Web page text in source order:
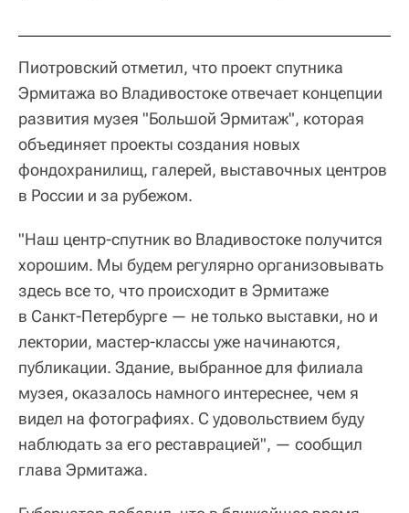
Пиотровский отметил, что проект спутника
Эрмитажа во Владивостоке отвечает концепции
развития музея "Большой Эрмитаж", которая
объединяет проекты создания новых
фондохранилищ, галерей, выставочных центров
в России и за рубежом.
"Наш центр-спутник во Владивостоке получится
хорошим. Мы будем регулярно организовывать
здесь все то, что происходит в Эрмитаже
в Санкт-Петербурге — не только выставки, но и
лектории, мастер-классы уже начинаются,
публикации. Здание, выбранное для филиала
музея, оказалось намного интереснее, чем я
видел на фотографиях. С удовольствием буду
наблюдать за его реставрацией", — сообщил
глава Эрмитажа.